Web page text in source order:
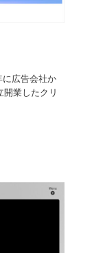
に広告会社か
開業したクリ